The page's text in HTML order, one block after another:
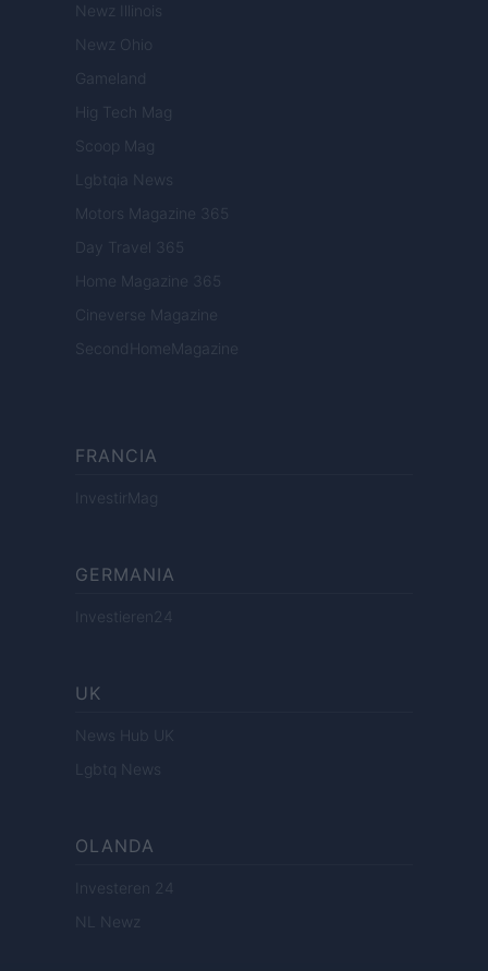
Newz Illinois
Newz Ohio
Gameland
Hig Tech Mag
Scoop Mag
Lgbtqia News
Motors Magazine 365
Day Travel 365
Home Magazine 365
Cineverse Magazine
SecondHomeMagazine
FRANCIA
InvestirMag
GERMANIA
Investieren24
UK
News Hub UK
Lgbtq News
OLANDA
Investeren 24
NL Newz